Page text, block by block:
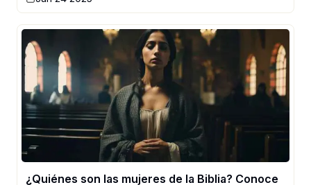
¿Quiénes son las mujeres de la Biblia? Conoce